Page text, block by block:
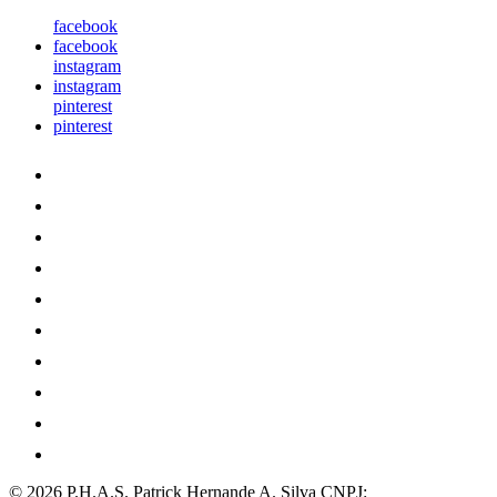
facebook
facebook
instagram
instagram
pinterest
pinterest
© 2026 P.H.A.S. Patrick Hernande A. Silva CNPJ: